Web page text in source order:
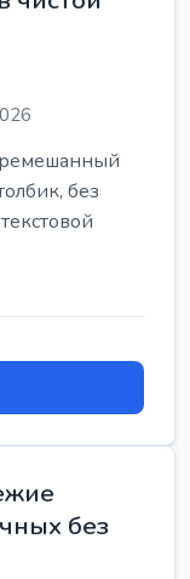
без
без